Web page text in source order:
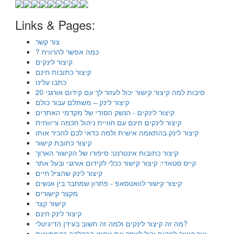
Links & Pages:
צור קשר
? כמה אפשר להרוויח
קיצור לינקים
קיצור כתובות חינם
כתבו עלינו
20 סיבות למה קיצור קישור יכול לעזור לך עם קידום אורגני
קיצור לינק – משתלם עבור כולם
קיצור לינקים - הנשק הסודי של מקדמי האתרים
קיצור לינקים חינם עם חוויית ניהול חכמה וריווחית
קיצור לינק בהתאמה אישית ולמה כדאי לכם להכיר אותו
קיצור כתובת קישור
קיצור כתובות אינטרנט: סיפורו של הקישור הארוך
קייס סטאדי: קיצור קישור ככלי לקידום אורגני ובעל אתר
קיצור לינק שהציל חיים
קיצור קישור לוואטסאפ - פתרון שמחבר בין אנשים
מקצר קישורים
קישור קצר
קיצור לינק חינם
מה זה קיצור לינקים ולמה זה חשוב בעידן הדיגיטלי?